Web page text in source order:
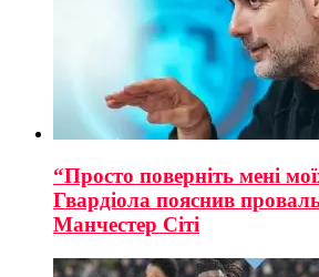
“Просто поверніть мені
Гвардіола пояснив
Манчестер Сіті